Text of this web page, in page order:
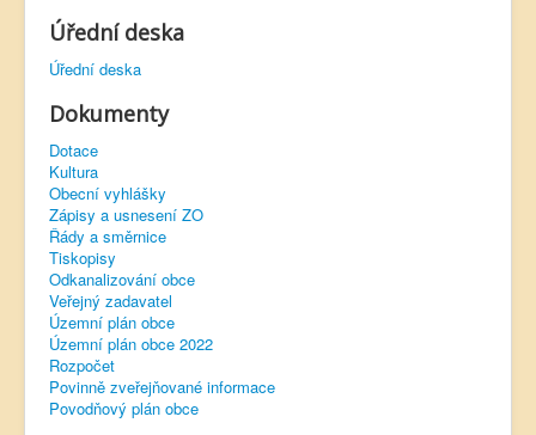
Úřední deska
Úřední deska
Dokumenty
Dotace
Kultura
Obecní vyhlášky
Zápisy a usnesení ZO
Řády a směrnice
Tiskopisy
Odkanalizování obce
Veřejný zadavatel
Územní plán obce
Územní plán obce 2022
Rozpočet
Povinně zveřejňované informace
Povodňový plán obce